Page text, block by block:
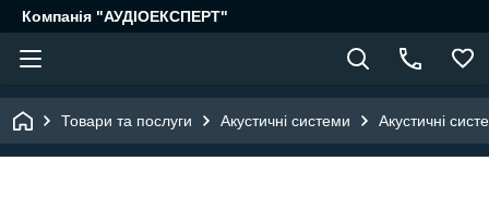
Компанія "АУДІОЕКСПЕРТ"
Товари та послуги Акустичні системи Акустичні